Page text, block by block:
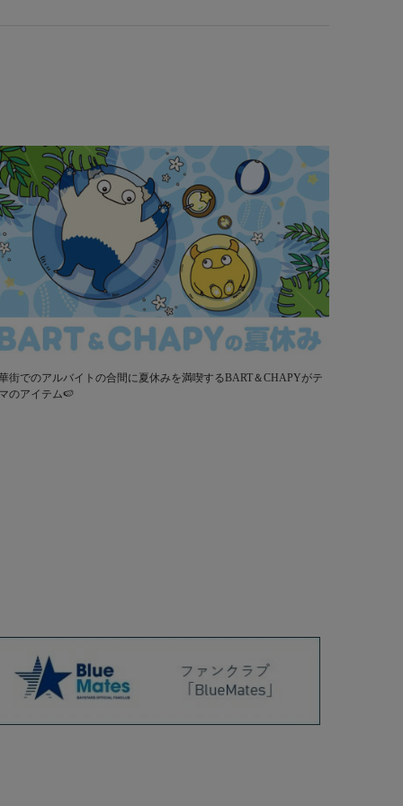
街でのアルバイトの合間に夏休みを満喫するBART＆CHAPYがテ
のアイテム🍉